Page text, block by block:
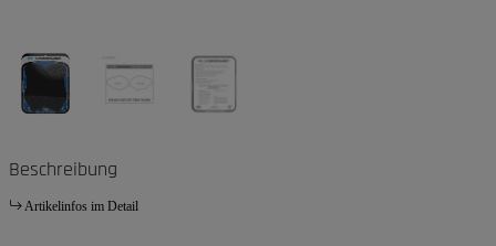
Beschreibung
Artikelinfos im Detail